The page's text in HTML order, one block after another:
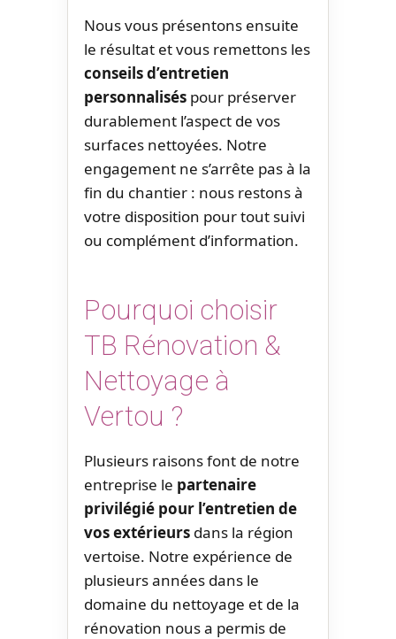
Nous vous présentons ensuite
le résultat et vous remettons les
conseils d’entretien
personnalisés pour préserver
durablement l’aspect de vos
surfaces nettoyées. Notre
engagement ne s’arrête pas à la
fin du chantier : nous restons à
votre disposition pour tout suivi
ou complément d’information.
Pourquoi choisir
TB Rénovation &
Nettoyage à
Vertou ?
Plusieurs raisons font de notre
entreprise le partenaire
privilégié pour l’entretien de
vos extérieurs dans la région
vertoise. Notre expérience de
plusieurs années dans le
domaine du nettoyage et de la
rénovation nous a permis de